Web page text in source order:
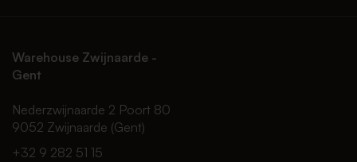
Warehouse Zwijnaarde -
Gent
Nederzwijnaarde 2 Poort 80
9052 Zwijnaarde (Gent)
+32 9 282 51 15